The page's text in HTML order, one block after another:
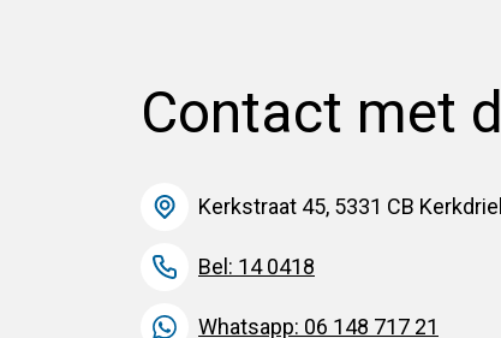
Contact met
Kerkstraat 45, 5331 CB Kerkdriel
Bel: 14 0418
Whatsapp: 06 148 717 21